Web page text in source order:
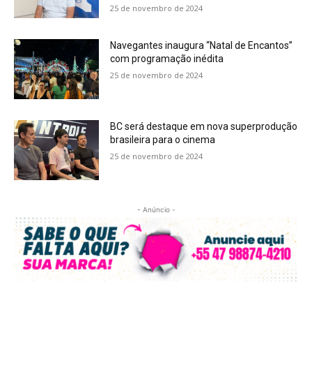
25 de novembro de 2024
Navegantes inaugura “Natal de Encantos”
com programação inédita
25 de novembro de 2024
BC será destaque em nova superprodução
brasileira para o cinema
25 de novembro de 2024
- Anúncio -